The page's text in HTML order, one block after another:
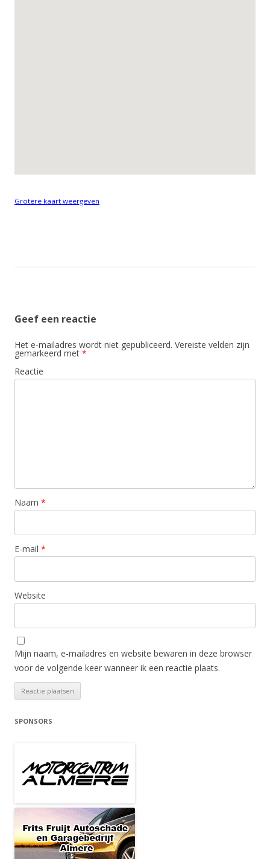
Grotere kaart weergeven
Geef een reactie
Het e-mailadres wordt niet gepubliceerd. Vereiste velden zijn
gemarkeerd met *
Reactie
Naam *
E-mail *
Website
Mijn naam, e-mailadres en website bewaren in deze browser
voor de volgende keer wanneer ik een reactie plaats.
SPONSORS